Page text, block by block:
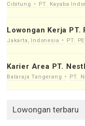
Cibitung PT. Kayaba
Lowongan Kerja
Jakarta, Indonesia PT.
Karier Area PT.
Balaraja Tangerang PT.
Lowongan terbaru